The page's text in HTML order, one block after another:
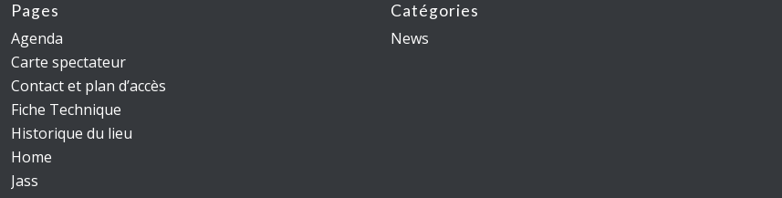
Pages
Agenda
Carte spectateur
Contact et plan d’accès
Fiche Technique
Historique du lieu
Home
Jass
Catégories
News